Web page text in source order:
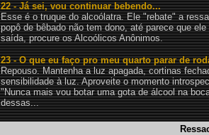
22 - Já sei, vou continuar bebendo...
Esse é o truque do alcoólatra. Ele "rebate" a
popô de bêbado não tem dono, até parece que
saída, procure os Alcoólicos Anônimos.
23 - O que eu faço pro meu quarto parar de
Repouso. Mantenha a luz apagada, cortinas
sensibilidade à luz. Aproveite o momento
"Nunca mais vou botar uma gota de álcool na
dessas...